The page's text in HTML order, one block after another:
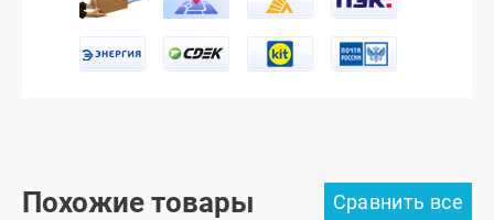
Похожие товары